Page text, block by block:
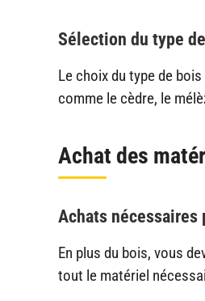
Sélection du type
Le choix du type de
comme le cèdre, le
Achat des
Achats nécessaires
En plus du bois, vous
tout le matériel